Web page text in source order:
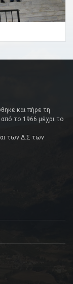
και πήρε τη
το 1966 μέχρι το
των Δ.Σ των